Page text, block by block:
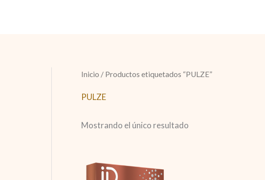
Inicio / Productos etiquetados “PULZE”
PULZE
Mostrando el único resultado
HTS